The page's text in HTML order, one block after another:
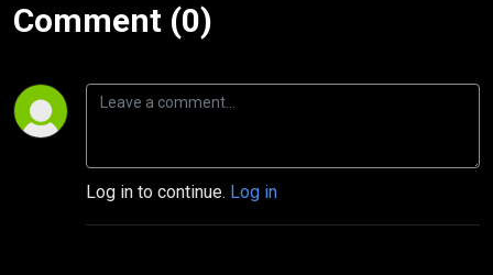
Comment (0)
Log in to continue. Log in